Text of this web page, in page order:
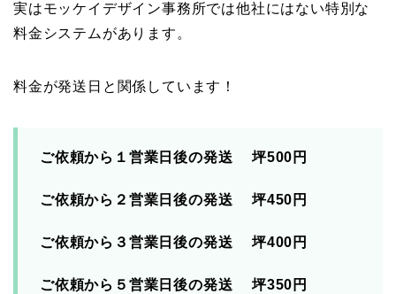
実はモッケイデザイン事務所では他社にはない特別な
料金システムがあります。
料金が発送日と関係しています！
ご依頼から１営業日後の発送 坪500円
ご依頼から２営業日後の発送 坪450円
ご依頼から３営業日後の発送 坪400円
ご依頼から５営業日後の発送 坪350円